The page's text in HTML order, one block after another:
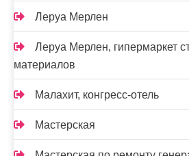
Леруа Мерлен
Леруа Мерлен, гипермаркет
материалов
Малахит, конгресс-отель
Мастерская